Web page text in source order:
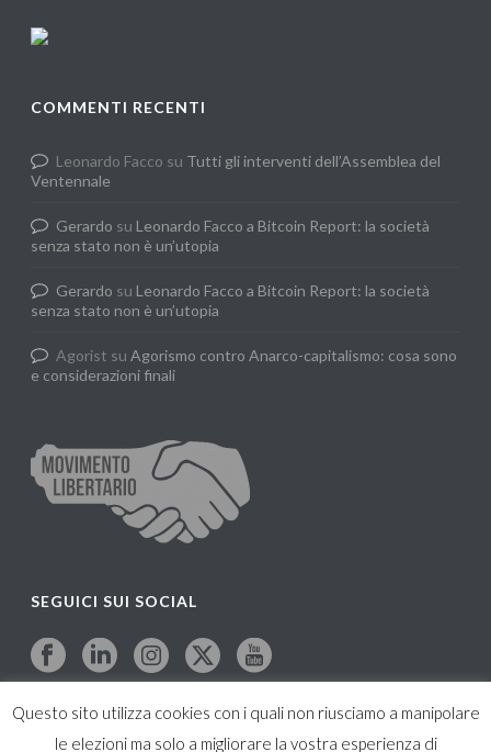
COMMENTI RECENTI
Leonardo Facco su Tutti gli interventi dell’Assemblea del
Ventennale
Gerardo su Leonardo Facco a Bitcoin Report: la società
senza stato non è un’utopia
Gerardo su Leonardo Facco a Bitcoin Report: la società
senza stato non è un’utopia
Agorist suAgorismo contro Anarco-capitalismo: cosa sono
e considerazioni finali
SEGUICI SUI SOCIAL
Questo sito utilizza cookies con i quali non riusciamo a manipolare
le elezioni ma solo a migliorare la vostra esperienza di